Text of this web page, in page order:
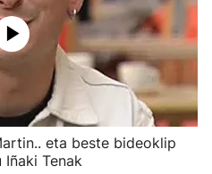
eta beste bideoklip
Tenak